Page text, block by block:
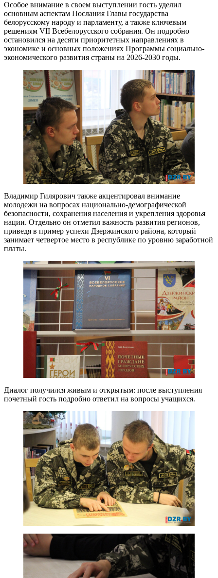
Особое внимание в своем выступлении гость уделил
основным аспектам Послания Главы государства
белорусскому народу и парламенту, а также ключевым
решениям VII Всебелорусского собрания. Он подробно
остановился на десяти приоритетных направлениях в
экономике и основных положениях Программы социально-
экономического развития страны на 2026-2030 годы.
Владимир Гилярович также акцентировал внимание
молодежи на вопросах национально-демографической
безопасности, сохранения населения и укрепления здоровья
нации. Отдельно он отметил важность развития регионов,
приведя в пример успехи Дзержинского района, который
занимает четвертое место в республике по уровню заработной
платы.
Диалог получился живым и открытым: после выступления
почетный гость подробно ответил на вопросы учащихся.